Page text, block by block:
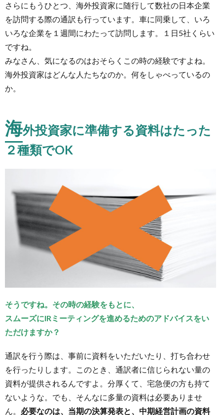
5.
海外
投資
家に
を伝
える
ら。
長い
前提
説明
かせ
るこ
とも
6.
まと
さらにもうひとつ、海外投資家に随行して数社の日本企業
を訪問する際の通訳も行っています。車に同乗して、いろ
いろな企業を１週間にわたって訪問します。１日5社くらい
ですね。
みなさん、気になるのはおそらくこの時の経験ですよね。
海外投資家はどんな人たちなのか。何をしゃべっているの
か。
海外投資家に準備する資料はたった
２種類でOK
そうですね。その時の経験をもとに、
スムーズにIRミーティングを進めるためのアドバイスをい
ただけますか？
通訳を行う際は、事前に資料をいただいたり、打ち合わせ
を行ったりします。このとき、通訳者に信じられない量の
資料が提供されるんですよ。分厚くて、宅急便の方も持て
ないような。でも、そんなに多量の資料は必要ありませ
ん。 必要なのは、当期の決算発表と、中期経営計画の資料